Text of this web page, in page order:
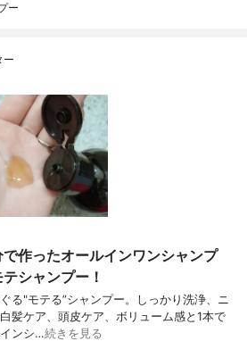
ー
ー
作ったオールインワンシャンプ
シャンプー！
る"モテる”シャンプー。しっかり洗浄、ニ
髪ケア、頭皮ケア、ボリューム感と1本で
ンシ…続きを見る